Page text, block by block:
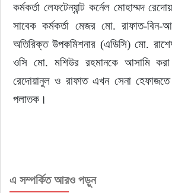
কর্মকর্তা লেফটেন্যান্ট কর্নেল মোহাম্মদ
সাবেক কর্মকর্তা মেজর মো. রাফাত-
অতিরিক্ত উপকমিশনার (এডিসি) মো.
ওসি মো. মশিউর রহমানকে আসামি
রেদোয়ানুল ও রাফাত এখন সেনা
পলাতক।
এ সম্পর্কিত আরও পড়ুন